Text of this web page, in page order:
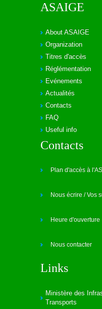
ASAIGE
About ASAIGE
Organization
Titres d'accès
Réglémentation
Evénements
Actualités
Contacts
FAQ
Useful info
Contacts
Plan d'accès à
Nous écrire / Vos
Heure d'ouverture
Nous contacter
Links
Ministère des
Transports